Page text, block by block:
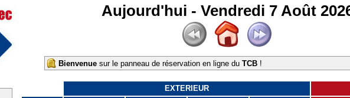
Aujourd'hui - Vendredi 7 Août
Bienvenue sur le panneau de réservation en ligne du TCB !
EXTERIEUR